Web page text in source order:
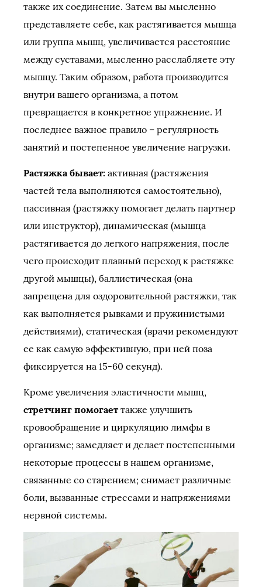
также их соединение. Затем вы мысленно
представляете себе, как растягивается мышца
или группа мышц, увеличивается расстояние
между суставами, мысленно расслабляете эту
мышцу. Таким образом, работа производится
внутри вашего организма, а потом
превращается в конкретное упражнение. И
последнее важное правило – регулярность
занятий и постепенное увеличение нагрузки.
Растяжка бывает: активная (растяжения
частей тела выполняются самостоятельно),
пассивная (растяжку помогает делать партнер
или инструктор), динамическая (мышца
растягивается до легкого напряжения, после
чего происходит плавный переход к растяжке
другой мышцы), баллистическая (она
запрещена для оздоровительной растяжки, так
как выполняется рывками и пружинистыми
действиями), статическая (врачи рекомендуют
ее как самую эффективную, при ней поза
фиксируется на 15-60 секунд).
Кроме увеличения эластичности мышц,
стретчинг помогаеттакже улучшить
кровообращение и циркуляцию лимфы в
организме; замедляет и делает постепенными
некоторые процессы в нашем организме,
связанные со старением; снимает различные
боли, вызванные стрессами и напряжениями
нервной системы.